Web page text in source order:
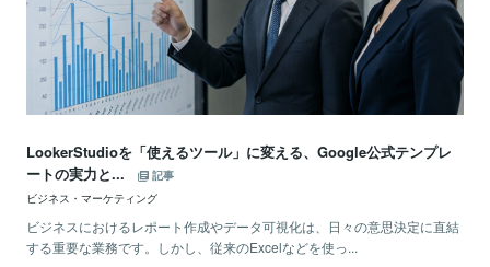
LookerStudioを「使えるツール」に変える、Google公式テンプレ
ートの実力と...
記事
ビジネス・マーケティング
ビジネスにおけるレポート作成やデータ可視化は、日々の意思決定に直結
する重要な業務です。しかし、従来のExcelなどを使っ...